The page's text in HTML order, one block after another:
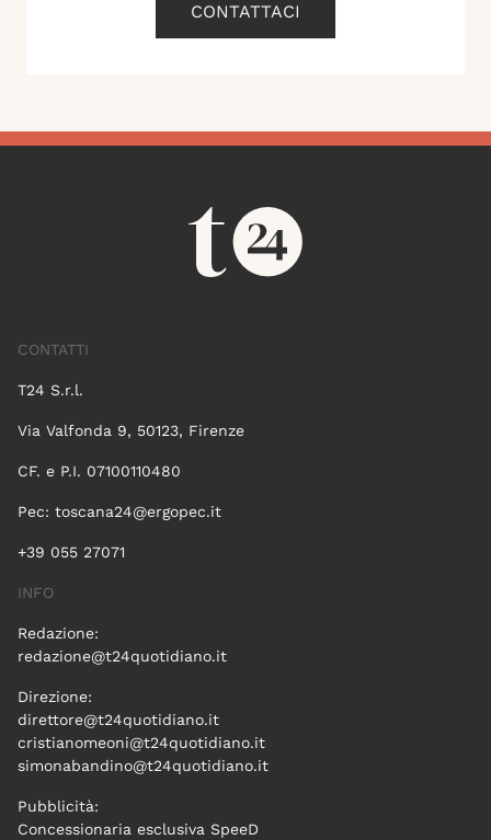
CONTATTACI
CONTATTI
T24 S.r.l.
Via Valfonda 9, 50123, Firenze
CF. e P.I. 07100110480
Pec: toscana24@ergopec.it
+39 055 27071
INFO
Redazione:
redazione@t24quotidiano.it
Direzione:
direttore@t24quotidiano.it
cristianomeoni@t24quotidiano.it
simonabandino@t24quotidiano.it
Pubblicità:
Concessionaria esclusiva SpeeD